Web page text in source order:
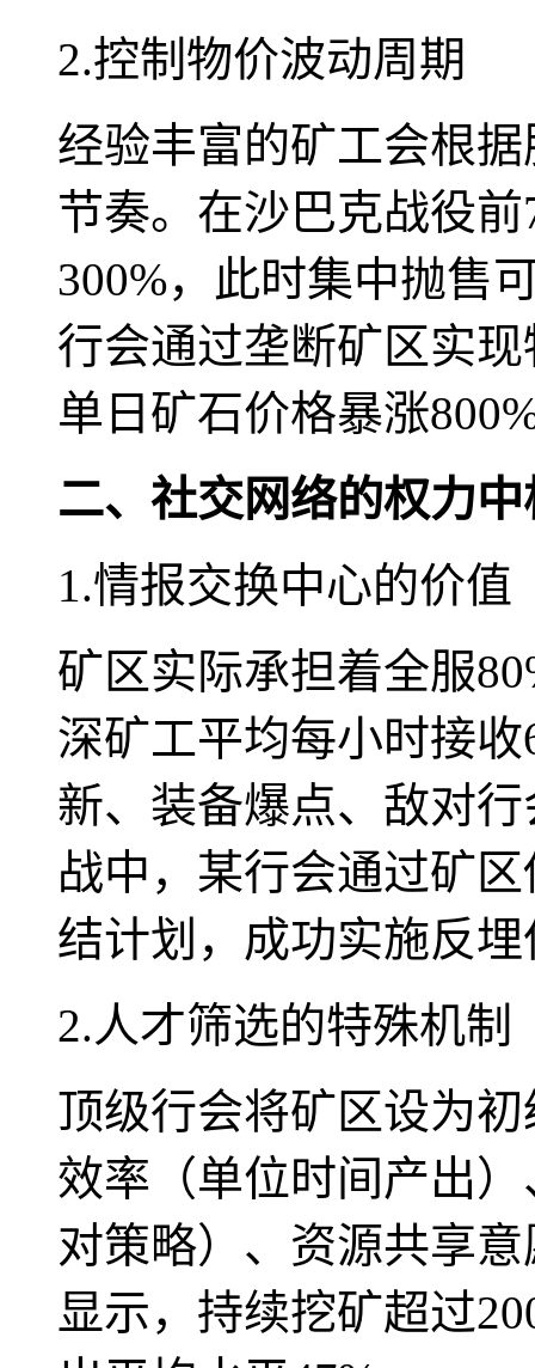
2.控制物价波动周期
经验丰富的矿工会根
节奏。在沙巴克战役
300%，此时集中抛售
行会通过垄断矿区实
单日矿石价格暴涨
二、社交网络的权力中
1.情报交换中心的价值
矿区实际承担着全服
深矿工平均每小时接
新、装备爆点、敌对
战中，某行会通过矿
结计划，成功实施反
2.人才筛选的特殊机制
顶级行会将矿区设为
效率（单位时间产出
对策略）、资源共享
显示，持续挖矿超过